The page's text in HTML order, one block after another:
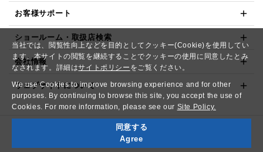
当社では、閲覧性向上などを目的としてクッキー(Cookie)を使用してい
ます。本サイトの閲覧を継続することでクッキーの使用に同意したとみ
なされます。詳細はサイトポリシー をご覧ください。
We use Cookies to improve browsing experience and for other
purposes. By continuing to browse this site, you accept the use of
Cookies. For more information, please see our Site Policy.
同意する
Agree
お客様サポート
ショールーム・取扱店検索
会社情報
ウェブサイトについて
Copyright© NICHIBEI CO.,LTD. All Rights Reserved.